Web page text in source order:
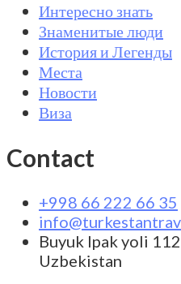
Интересно знать
Знаменитые люди
История и Легенды
Места
Новости
Виза
Contact
+998 66 222 66 35
Buyuk Ipak yoli
Uzbekistan